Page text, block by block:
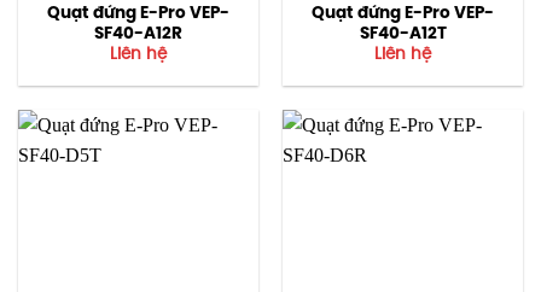
Quạt đứng E-Pro VEP-
SF40-A12R
Liên hệ
Quạt đứng E-Pro VEP-
SF40-A12T
Liên hệ